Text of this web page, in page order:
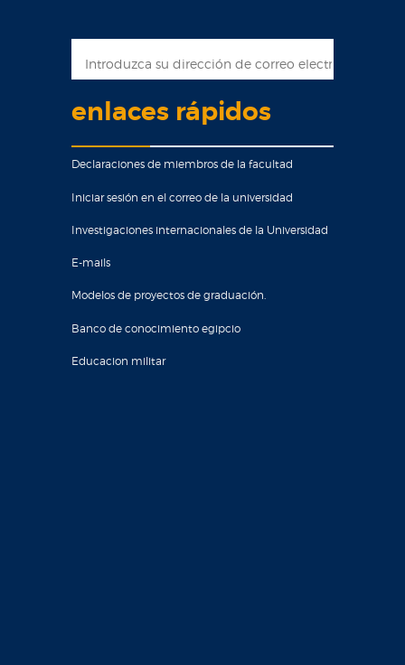
enlaces rápidos
Declaraciones de miembros de la facultad
Iniciar sesión en el correo de la universidad
Investigaciones internacionales de la Universidad
E-mails
Modelos de proyectos de graduación.
Banco de conocimiento egipcio
Educacion militar